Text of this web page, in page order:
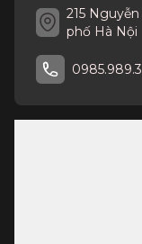
Liên hệ ngay với
tiết nhé!
215
phố Hà Nội